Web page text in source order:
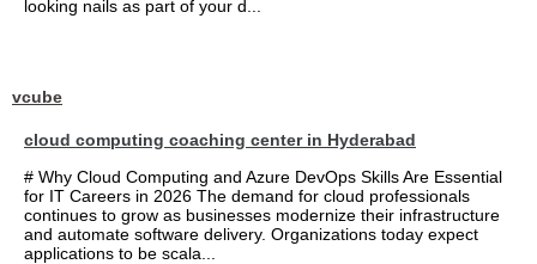
looking nails as part of your d...
vcube
cloud computing coaching center in Hyderabad
# Why Cloud Computing and Azure DevOps Skills Are Essential
for IT Careers in 2026 The demand for cloud professionals
continues to grow as businesses modernize their infrastructure
and automate software delivery. Organizations today expect
applications to be scala...